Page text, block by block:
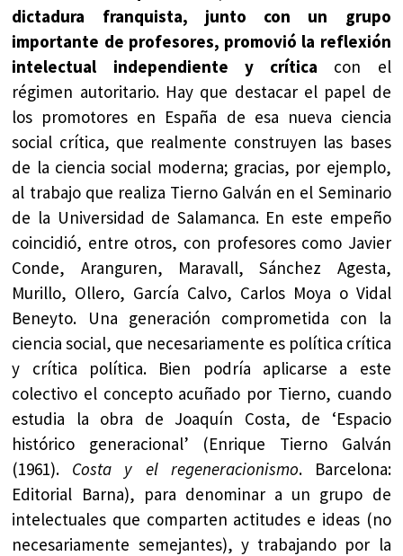
dictadura franquista, junto con un grupo
importante de profesores, promovió la reflexión
intelectual independiente y crítica con el
régimen autoritario. Hay que destacar el papel de
los promotores en España de esa nueva ciencia
social crítica, que realmente construyen las bases
de la ciencia social moderna; gracias, por ejemplo,
al trabajo que realiza Tierno Galván en el Seminario
de la Universidad de Salamanca. En este empeño
coincidió, entre otros, con profesores como Javier
Conde, Aranguren, Maravall, Sánchez Agesta,
Murillo, Ollero, García Calvo, Carlos Moya o Vidal
Beneyto. Una generación comprometida con la
ciencia social, que necesariamente es política crítica
y crítica política. Bien podría aplicarse a este
colectivo el concepto acuñado por Tierno, cuando
estudia la obra de Joaquín Costa, de ‘Espacio
histórico generacional’ (Enrique Tierno Galván
(1961). Costa y el regeneracionismo. Barcelona:
Editorial Barna), para denominar a un grupo de
intelectuales que comparten actitudes e ideas (no
necesariamente semejantes), y trabajando por la